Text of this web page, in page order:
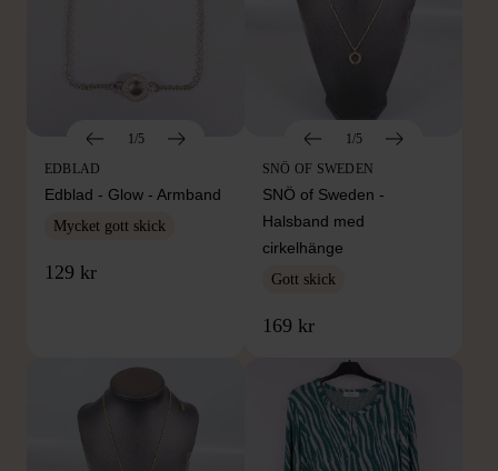
1/5
EDBLAD
Edblad - Glow - Armband
Mycket gott skick
129 kr
1/5
SNÖ OF SWEDEN
SNÖ of Sweden -
Halsband med
cirkelhänge
Gott skick
169 kr